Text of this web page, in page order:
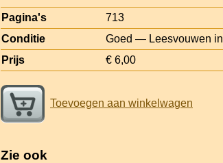
Pagina's
713
Conditie
Goed — Leesvouwen
Prijs
€ 6,00
Toevoegen aan winkelwagen
Zie ook